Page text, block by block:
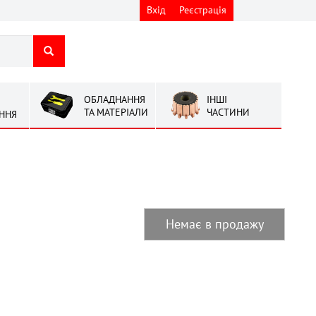
Вхід Реєстрація
ОБЛАДНАННЯ
ТА МАТЕРІАЛИ
ІНШІ
ЧАСТИНИ
Немає в продажу